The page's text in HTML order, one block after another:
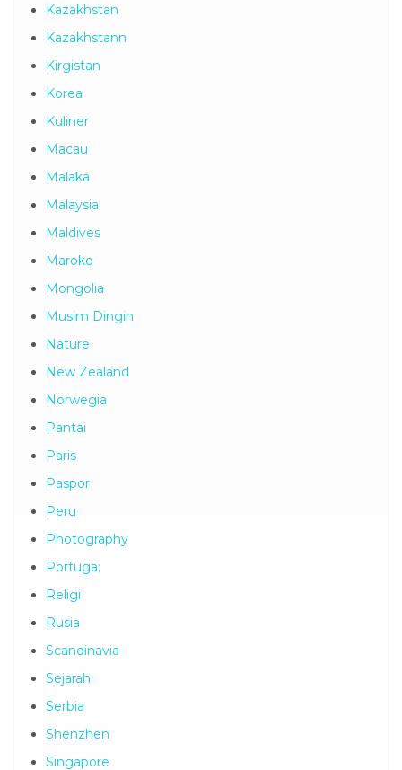
Kazakhstan
Kazakhstann
Kirgistan
Korea
Kuliner
Macau
Malaka
Malaysia
Maldives
Maroko
Mongolia
Musim Dingin
Nature
New Zealand
Norwegia
Pantai
Paris
Paspor
Peru
Photography
Portuga;
Religi
Rusia
Scandinavia
Sejarah
Serbia
Shenzhen
Singapore